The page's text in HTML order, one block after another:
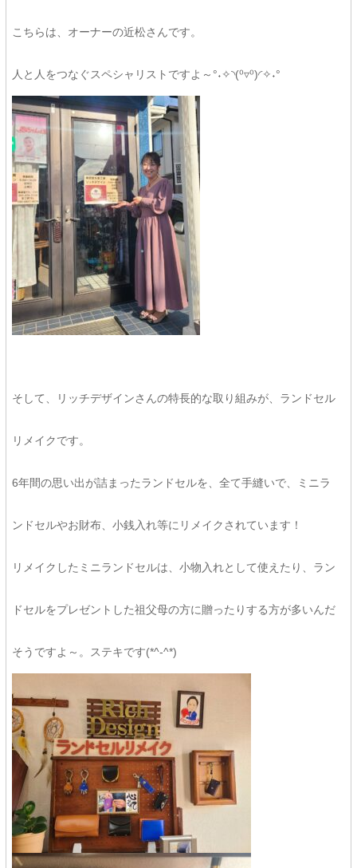
こちらは、オーナーの近松さんです。
人と人をつなぐスペシャリストですよ～°˖✧◝(⁰▿⁰)◜✧˖°
そして、リッチデザインさんの特長的な取り組みが、ランドセル
リメイクです。
6年間の思い出が詰まったランドセルを、全て手縫いで、ミニラ
ンドセルやお財布、小銭入れ等にリメイクされています！
リメイクしたミニランドセルは、小物入れとして使えたり、ラン
ドセルをプレゼントした祖父母の方に贈ったりする方が多いんだ
そうですよ～。ステキです(*^-^*)